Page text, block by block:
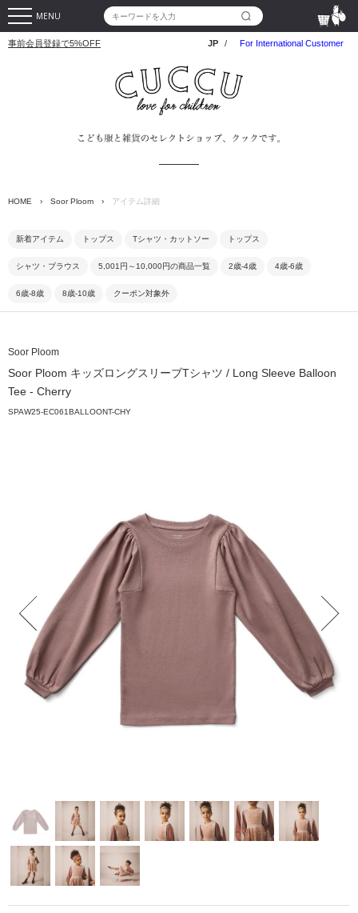
MENU
事前会員登録で5%OFF JP / For International Customer
HOME › Soor Ploom › アイテム詳細
新着アイテム トップス Tシャツ・カットソー トップス
シャツ・ブラウス 5,001円～10,000円の商品一覧 2歳-4歳 4歳-6歳
6歳-8歳 8歳-10歳 クーポン対象外
Soor Ploom
Soor Ploom キッズロングスリーブTシャツ / Long Sleeve Balloon
Tee - Cherry
SPAW25-EC061BALLOONT-CHY